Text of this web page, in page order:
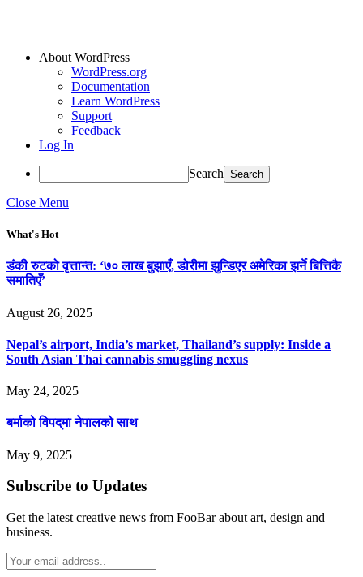
About WordPress
WordPress.org
Documentation
Learn WordPress
Support
Feedback
Log In
Search
Close Menu
What's Hot
डंकी रुटको वृत्तान्त: ‘७० लाख बुझाएँ, डोरीमा झुन्डिएर अमेरिका झर्ने बित्तिकै
समातिएँ’
August 26, 2025
Nepal’s airport, India’s market, Thailand’s supply: Inside a
South Asian Thai cannabis smuggling nexus
May 24, 2025
बर्माको विपद्‌मा नेपालको साथ
May 9, 2025
Subscribe to Updates
Get the latest creative news from FooBar about art, design and
business.